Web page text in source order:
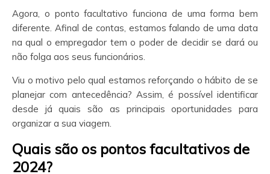
Agora, o ponto facultativo funciona de uma forma bem
diferente. Afinal de contas, estamos falando de uma data
na qual o empregador tem o poder de decidir se dará ou
não folga aos seus funcionários.
Viu o motivo pelo qual estamos reforçando o hábito de se
planejar com antecedência? Assim, é possível identificar
desde já quais são as principais oportunidades para
organizar a sua viagem.
Quais são os pontos facultativos de
2024?